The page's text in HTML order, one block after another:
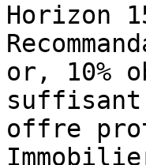
Horizon
or, 10%
offre